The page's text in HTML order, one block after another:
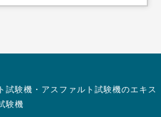
試験機・アスファルト試験機のエキス
験機